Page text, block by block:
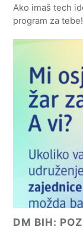
Ako imaš tech
program za
DM BIH: